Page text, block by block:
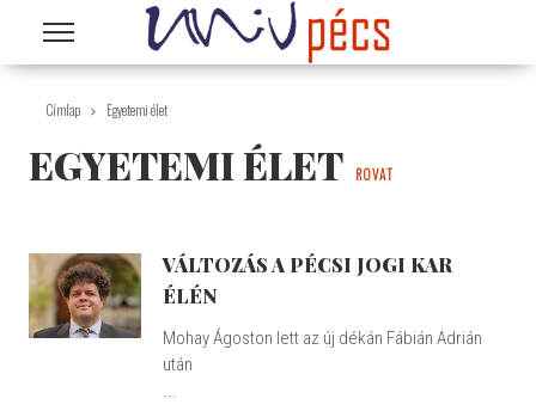
Ugrás a tartalomra
Címlap Egyetemi élet
EGYETEMI ÉLET ROVAT
VÁLTOZÁS A PÉCSI JOGI KAR
ÉLÉN
Mohay Ágoston lett az új dékán Fábián Adrián
után
...